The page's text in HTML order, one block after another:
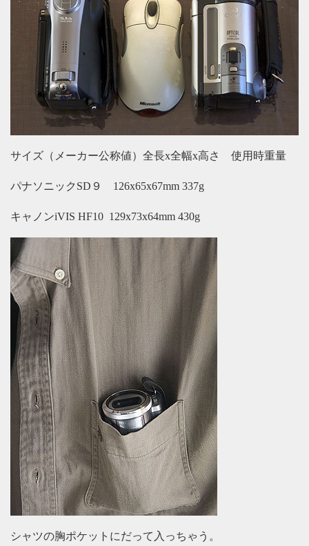
サイズ（メーカー公称値）全長x全幅x高さ 使用時重量
パナソニックSD９ 126x65x67mm 337g
キャノンiVIS HF10 129x73x64mm 430g
シャツの胸ポケットにだって入っちゃう。